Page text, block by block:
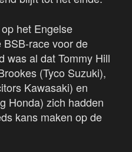
het Engelse
BSB-race voor de
was al dat Tommy Hill
(Tyco Suzuki),
Kawasaki) en
Honda) zich hadden
kans maken op de